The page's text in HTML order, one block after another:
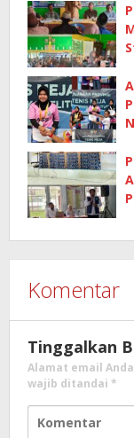
Komentar
Tinggalkan
Alamat email
wajib ditandai *